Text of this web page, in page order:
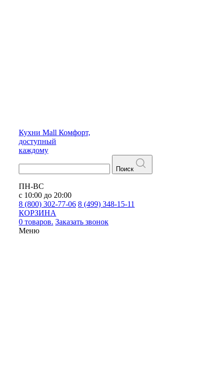
Кухни Mall Комфорт,
доступный
каждому
Поиск
ПН-ВС
с 10:00 до 20:00
8 (800) 302-77-06 8 (499) 348-15-11
КОРЗИНА
0 товаров. Заказать звонок
Меню